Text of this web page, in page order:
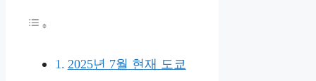
2025년 7월 현재 도쿄